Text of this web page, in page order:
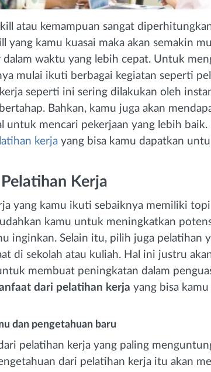
atau kemampuan sangat
yang kamu kuasai maka akan semakin
waktu yang lebih cepat. Untuk
mulai ikuti berbagai kegiatan seperti
seperti ini sering dilakukan oleh
Bahkan, kamu juga akan
untuk mencari pekerjaan yang lebih baik.
kerja yang bisa kamu dapatkan
Kerja
yang kamu ikuti sebaiknya memiliki
kamu untuk meningkatkan
inginkan. Selain itu, pilih juga pelatihan
di sekolah atau kuliah. Hal ini justru
membuat peningkatan dalam
dari pelatihan kerja yang bisa
dan pengetahuan baru
pelatihan kerja yang paling
dari pelatihan kerja itu akan